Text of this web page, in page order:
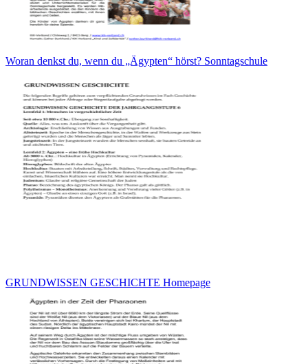
Woran denkst du, wenn du „Ägypten“ hörst? Sonntagschule
GRUNDWISSEN GESCHICHTE Homepage